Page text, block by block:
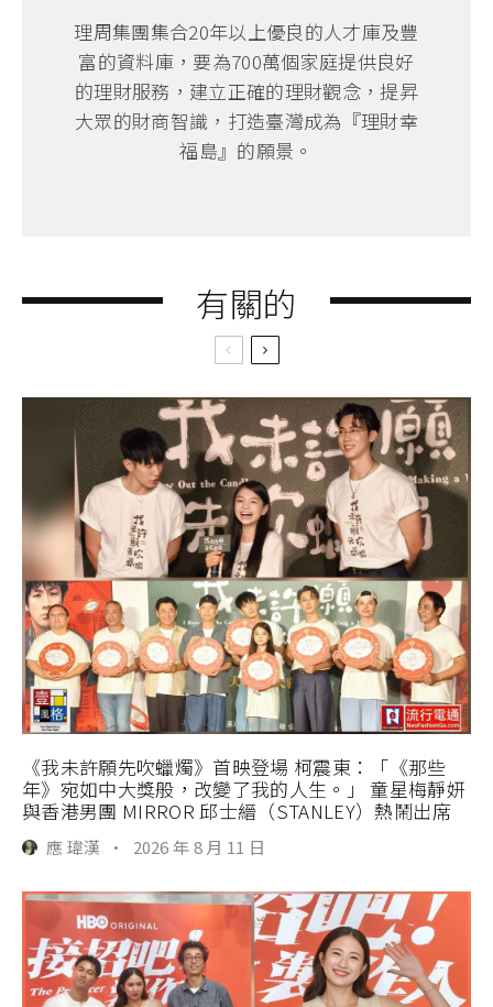
理周集團集合20年以上優良的人才庫及豐
富的資料庫，要為700萬個家庭提供良好
的理財服務，建立正確的理財觀念，提昇
大眾的財商智識，打造臺灣成為『理財幸
福島』的願景。
有關的
《我未許願先吹蠟燭》首映登場 柯震東：「《那些
年》宛如中大獎般，改變了我的人生。」 童星梅靜妍
與香港男團 MIRROR 邱士縉（STANLEY）熱鬧出席
應 瑋漢 · 2026 年 8 月 11 日